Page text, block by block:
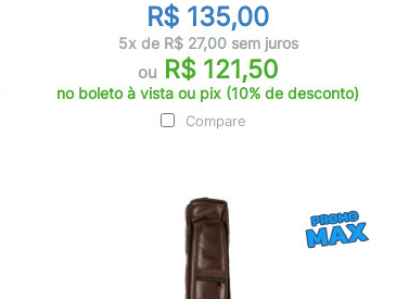
R$ 135,00
5x de R$ 27,00 sem juros
ou R$ 121,50
no boleto à vista ou pix (10% de desconto)
Compare